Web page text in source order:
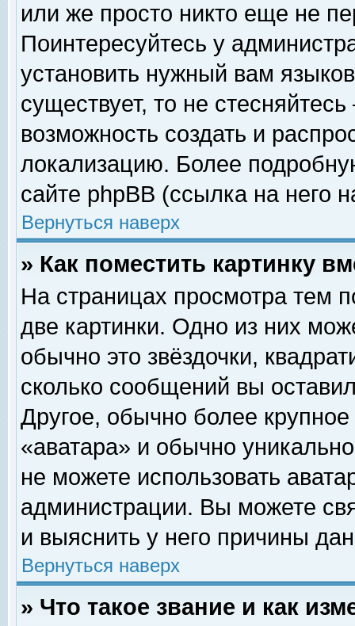
или же просто никто еще не
Поинтересуйтесь у
установить нужный вам
существует, то не
возможность создать и
локализацию. Более
сайте phpBB (ссылка на него
Вернуться наверх
» Как поместить картинку
На страницах просмотра тем
две картинки. Одно из них
обычно это звёздочки,
сколько сообщений вы
Другое, обычно более
«аватара» и обычно
не можете использовать
администрации. Вы можете
и выяснить у него причины
Вернуться наверх
» Что такое звание и как